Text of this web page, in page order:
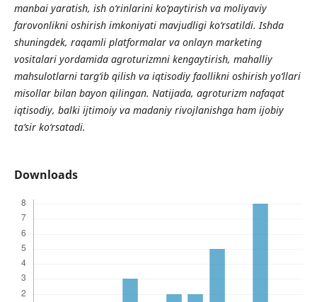
manbai yaratish, ish o‘rinlarini ko‘paytirish va moliyaviy
farovonlikni oshirish imkoniyati mavjudligi ko‘rsatildi. Ishda
shuningdek, raqamli platformalar va onlayn marketing
vositalari yordamida agroturizmni kengaytirish, mahalliy
mahsulotlarni targ‘ib qilish va iqtisodiy faollikni oshirish yo‘llari
misollar bilan bayon qilingan. Natijada, agroturizm nafaqat
iqtisodiy, balki ijtimoiy va madaniy rivojlanishga ham ijobiy
ta’sir ko‘rsatadi.
Downloads